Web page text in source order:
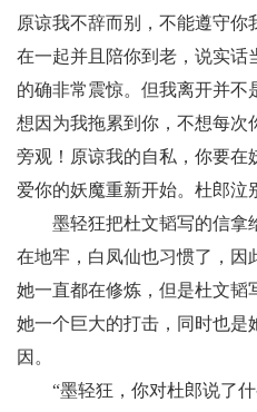
原谅我不辞而别，不能遵守
在一起并且陪你到老，说实话
的确非常震惊。但我离开并不
想因为我拖累到你，不想每次
旁观！原谅我的自私，你要在
爱你的妖魔重新开始。杜郎
墨轻狂把杜文韬写的信拿
在地牢，白凤仙也习惯了，因
她一直都在修炼，但是杜文韬
她一个巨大的打击，同时也是
因。
“墨轻狂，你对杜郎说了什